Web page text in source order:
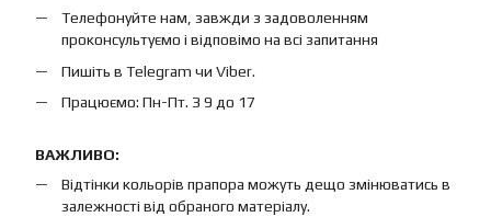
Телефонуйте нам, завжди з задоволенням
проконсультуємо і відповімо на всі запитання
Пишіть в Telegram чи Viber.
Працюємо: Пн-Пт. З 9 до 17
ВАЖЛИВО:
Відтінки кольорів прапора можуть дещо змінюватись в
залежності від обраного матеріалу.